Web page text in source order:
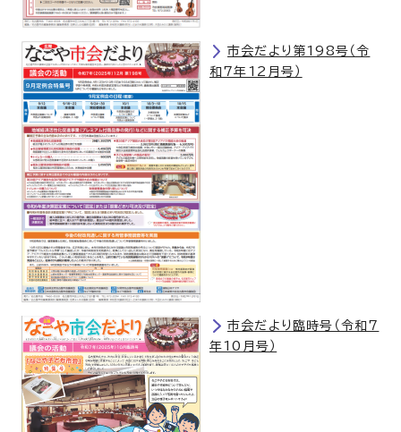
市会だより第198号（令
和7年12月号）
市会だより臨時号（令和7
年10月号）